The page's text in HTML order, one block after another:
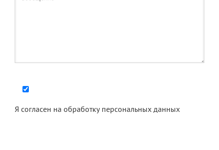
Я согласен на обработку персональных данных